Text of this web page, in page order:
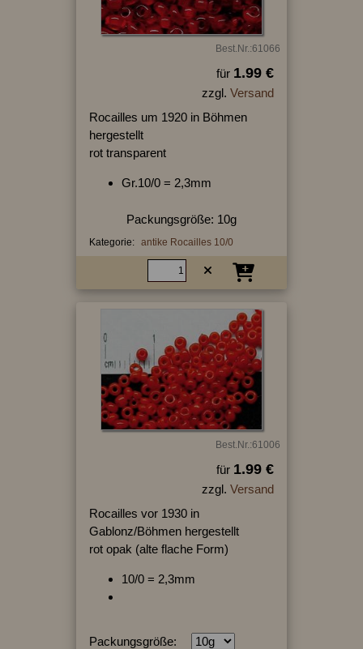
Best.Nr.:61066
für 1.99 €
zzgl. Versand
Rocailles um 1920 in Böhmen
hergestellt
rot transparent
Gr.10/0 = 2,3mm
Packungsgröße: 10g
Kategorie: antike Rocailles 10/0
Best.Nr.:61006
für 1.99 €
zzgl. Versand
Rocailles vor 1930 in
Gablonz/Böhmen hergestellt
rot opak (alte flache Form)
10/0 = 2,3mm
Packungsgröße: